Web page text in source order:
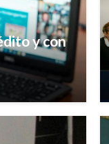
y con